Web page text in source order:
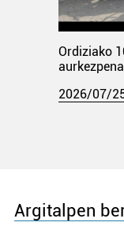
Ordiziako
2026/07/
Argitalpen